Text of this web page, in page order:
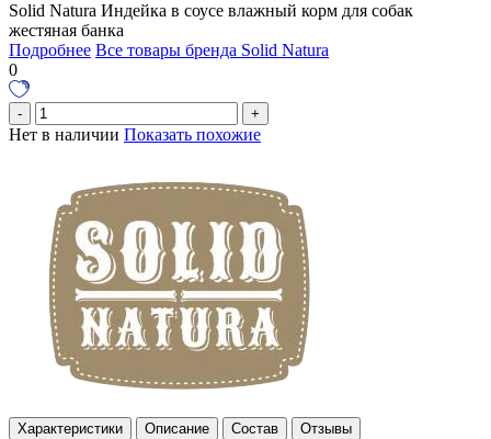
Solid Natura Индейка в соусе влажный корм для собак
жестяная банка
Подробнее Все товары бренда Solid Natura
0
Нет в наличии Показать похожие
Характеристики Описание Состав Отзывы